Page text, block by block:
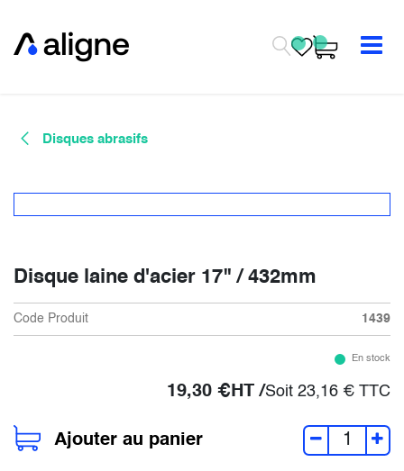
Disques abrasifs
Disque laine d'acier 17" / 432mm
Code Produit 1439
En stock
19,30 €HT /Soit 23,16 € TTC
Ajouter au panier